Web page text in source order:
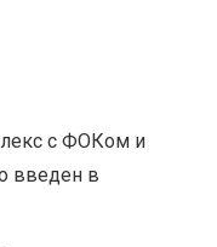
с ФОКом и
введен в